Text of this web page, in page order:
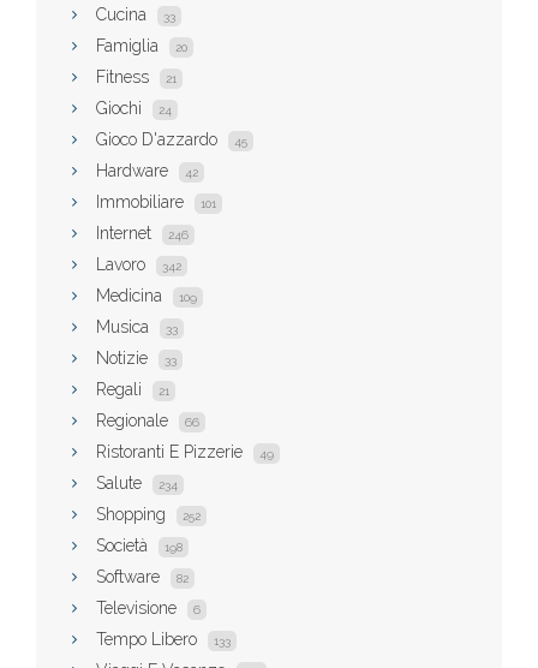
Cucina 33
Famiglia 20
Fitness 21
Giochi 24
Gioco D'azzardo 45
Hardware 42
Immobiliare 101
Internet 246
Lavoro 342
Medicina 109
Musica 33
Notizie 33
Regali 21
Regionale 66
Ristoranti E Pizzerie 49
Salute 234
Shopping 252
Società 198
Software 82
Televisione 6
Tempo Libero 133